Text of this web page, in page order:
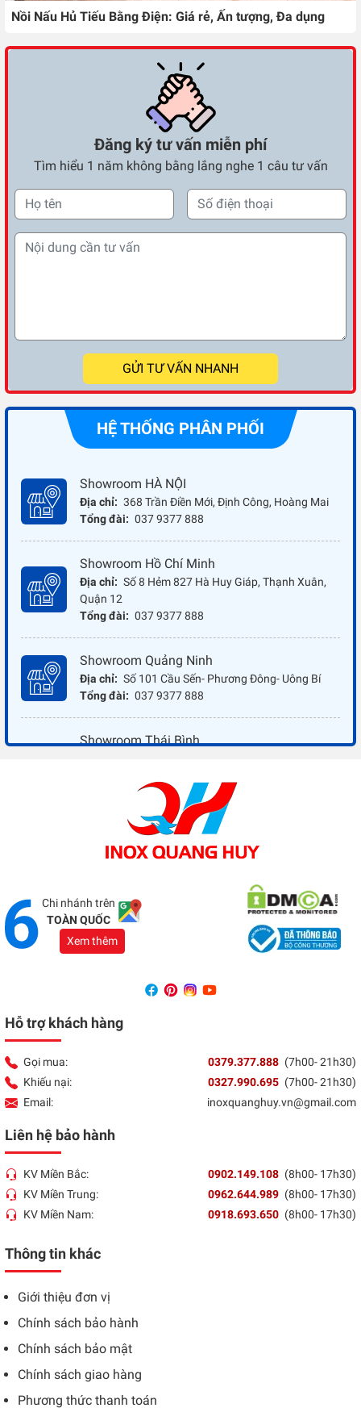
Nồi Nấu Hủ Tiếu Bằng Điện: Giá rẻ, Ấn tượng, Đa dụng
Đăng ký tư vấn miễn phí
Tìm hiểu 1 năm không bằng lắng nghe 1 câu tư vấn
GỬI TƯ VẤN NHANH
HỆ THỐNG PHÂN PHỐI
Showroom HÀ NỘI
Địa chỉ: 368 Trần Điền Mới, Định Công, Hoàng Mai
Tổng đài: 037 9377 888
Showroom Hồ Chí Minh
Địa chỉ: Số 8 Hẻm 827 Hà Huy Giáp, Thạnh Xuân,
Quận 12
Tổng đài: 037 9377 888
Showroom Quảng Ninh
Địa chỉ: Số 101 Cầu Sến- Phương Đông- Uông Bí
Tổng đài: 037 9377 888
Showroom Thái Bình
037 9377 888
Showroom Đồng Nai
Địa chỉ: 1066 - QL 51 Tổ 3- Ấp Đồng- Phước Tân-
Chi nhánh trên
TOÀN QUỐC
Xem thêm
Hỗ trợ khách hàng
Gọi mua: 0379.377.888 (7h00- 21h30)
Khiếu nại:
0327.990.695 (7h00- 21h30)
Email:
inoxquanghuy.vn@gmail.com
Liên hệ bảo hành
KV Miền Bắc: 0902.149.108 (8h00- 17h30)
KV Miền Trung:
0962.644.989 (8h00- 17h30)
KV Miền Nam:
0918.693.650 (8h00- 17h30)
Thông tin khác
Giới thiệu đơn vị
Chính sách bảo hành
Chính sách bảo mật
Chính sách giao hàng
Phương thức thanh toán